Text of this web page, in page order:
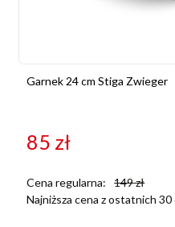
Garnek 24 cm Stiga Zwieger
85 zł
Cena regularna: 149zł
Najniższa cena z ostatnich